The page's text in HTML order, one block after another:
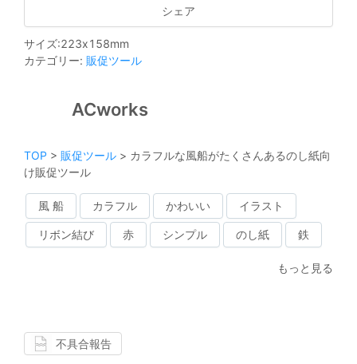
シェア
サイズ:223x158mm
カテゴリー: 販促ツール
ACworks
TOP > 販促ツール > カラフルな風船がたくさんあるのし紙向
け販促ツール
風 船 カラフル かわいい イラスト
リボン結び 赤 シンプル のし紙 鉄
もっと見る
不具合報告